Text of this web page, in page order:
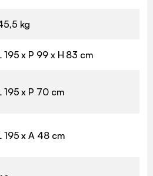
kg
195 x P 99 x H 83 cm
195 x P 70 cm
195 x A 48 cm